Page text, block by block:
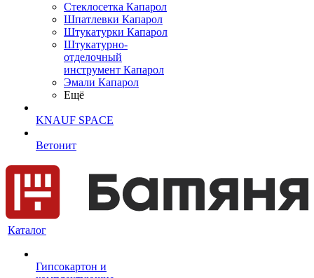
Cтеклосетка Капарол
Шпатлевки Капарол
Штукатурки Капарол
Штукатурно-
отделочный
инструмент Капарол
Эмали Капарол
Ещё
KNAUF SPACE
Ветонит
Каталог
Гипсокартон и